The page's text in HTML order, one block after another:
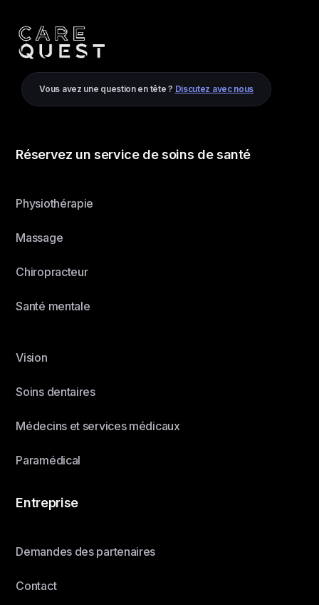
Vous avez une question en tête ? Discutez avec nous
Réservez un service de soins de santé
Physiothérapie
Massage
Chiropracteur
Santé mentale
Vision
Soins dentaires
Médecins et services médicaux
Paramédical
Entreprise
Demandes des partenaires
Contact